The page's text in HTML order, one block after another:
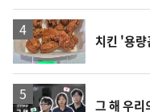
치킨 '용
영
그 해 우리